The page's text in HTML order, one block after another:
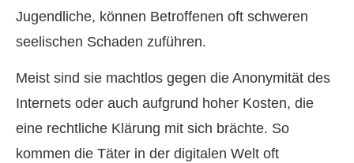
Jugendliche, können Betroffenen oft schweren
seelischen Schaden zuführen.
Meist sind sie machtlos gegen die Anonymität des
Internets oder auch aufgrund hoher Kosten, die
eine rechtliche Klärung mit sich brächte. So
kommen die Täter in der digitalen Welt oft